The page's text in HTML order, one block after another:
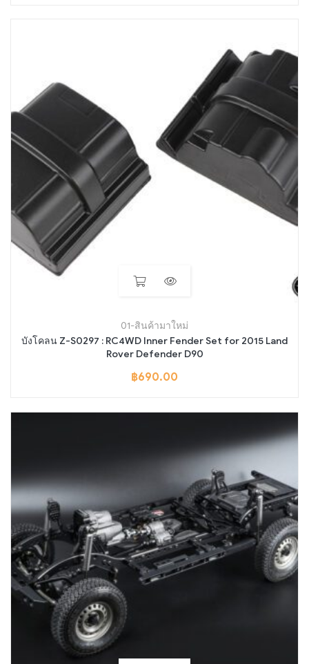
01-สินค้ามาใหม่
บังโคลน Z-S0297 : RC4WD Inner Fender Set for 2015 Land
Rover Defender D90
฿690.00